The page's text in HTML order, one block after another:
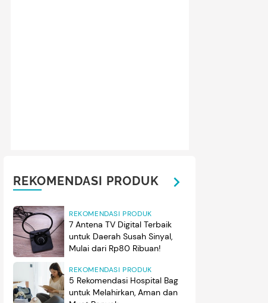
REKOMENDASI PRODUK
REKOMENDASI PRODUK
7 Antena TV Digital Terbaik
untuk Daerah Susah Sinyal,
Mulai dari Rp80 Ribuan!
REKOMENDASI PRODUK
5 Rekomendasi Hospital Bag
untuk Melahirkan, Aman dan